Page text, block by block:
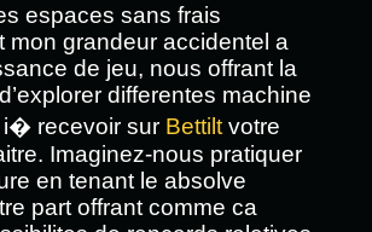
espaces sans frais
mon grandeur accidentel a
de jeu, nous offrant la
differentes machine
i� recevoir sur Bettilt votre
Imaginez-nous pratiquer
en tenant le absolve
part offrant comme ca